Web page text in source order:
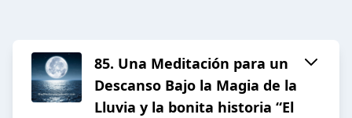
85. Una Meditación para un
Descanso Bajo la Magia de la
Lluvia y la bonita historia “El